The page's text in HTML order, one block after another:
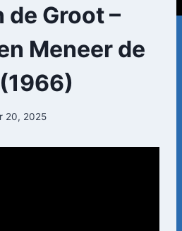
Groot –
Meneer de
20, 2025